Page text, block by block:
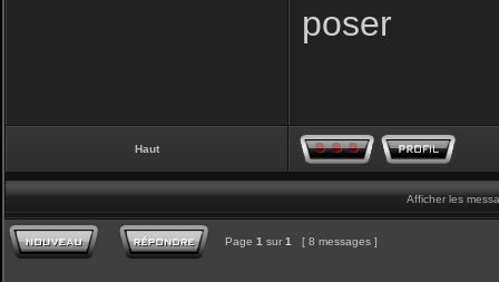
poser
Haut
Afficher les
Page 1 sur 1 [ 8 messages ]